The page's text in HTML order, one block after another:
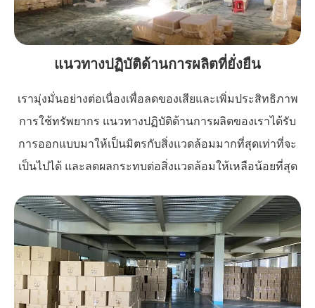
แนวทางปฏิบัติด้านการผลิตที่ยั่งยืน
เรามุ่งมั่นอย่างต่อเนื่องเพื่อลดของเสียและเพิ่มประสิทธิภาพ
การใช้ทรัพยากร แนวทางปฏิบัติด้านการผลิตของเราได้รับ
การออกแบบมาให้เป็นมิตรกับสิ่งแวดล้อมมากที่สุดเท่าที่จะ
เป็นไปได้ และลดผลกระทบต่อสิ่งแวดล้อมให้เหลือน้อยที่สุด